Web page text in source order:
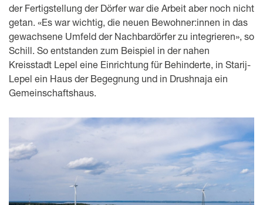
der Fertigstellung der Dörfer war die Arbeit aber noch nicht
getan. «Es war wichtig, die neuen Bewohner:innen in das
gewachsene Umfeld der Nachbardörfer zu integrieren», so
Schill. So entstanden zum Beispiel in der nahen
Kreisstadt Lepel eine Einrichtung für Behinderte, in Starij-
Lepel ein Haus der Begegnung und in Drushnaja ein
Gemeinschaftshaus.